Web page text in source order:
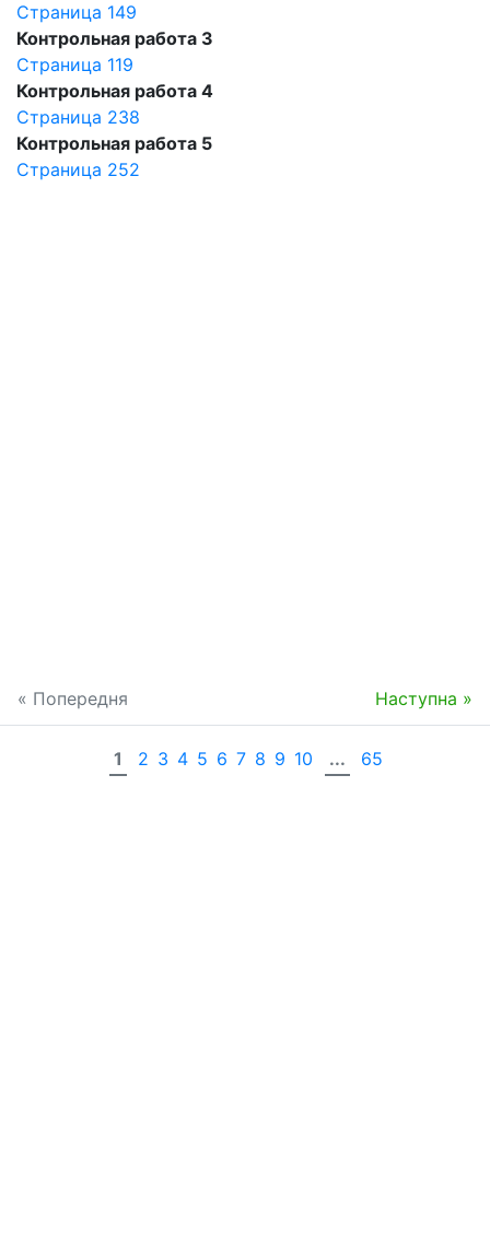
Страница 149
Контрольная работа 3
Страница 119
Контрольная работа 4
Страница 238
Контрольная работа 5
Страница 252
« Попередня Наступна »
1 2 3 4 5 6 7 8 9 10 ... 65